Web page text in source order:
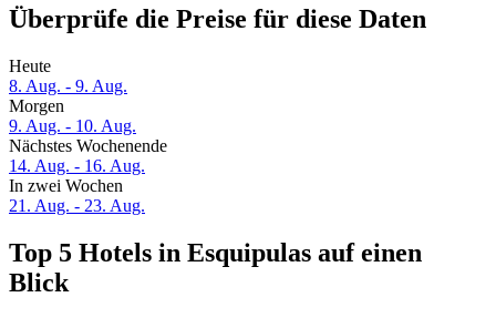
Überprüfe die Preise für diese Daten
Heute
8. Aug. - 9. Aug.
Morgen
9. Aug. - 10. Aug.
Nächstes Wochenende
14. Aug. - 16. Aug.
In zwei Wochen
21. Aug. - 23. Aug.
Top 5 Hotels in Esquipulas auf einen
Blick